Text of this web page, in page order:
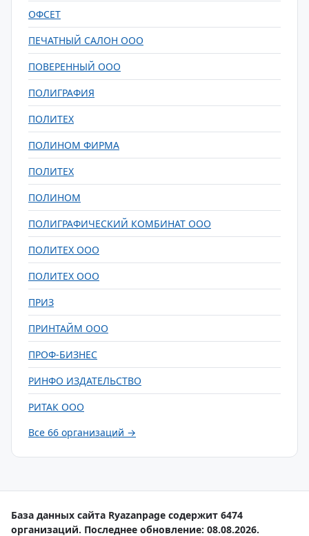
ОФСЕТ
ПЕЧАТНЫЙ САЛОН ООО
ПОВЕРЕННЫЙ ООО
ПОЛИГРАФИЯ
ПОЛИТЕХ
ПОЛИНОМ ФИРМА
ПОЛИТЕХ
ПОЛИНОМ
ПОЛИГРАФИЧЕСКИЙ КОМБИНАТ ООО
ПОЛИТЕХ ООО
ПОЛИТЕХ ООО
ПРИЗ
ПРИНТАЙМ ООО
ПРОФ-БИЗНЕС
РИНФО ИЗДАТЕЛЬСТВО
РИТАК ООО
Все 66 организаций →
База данных сайта Ryazanpage содержит 6474
организаций. Последнее обновление: 08.08.2026.